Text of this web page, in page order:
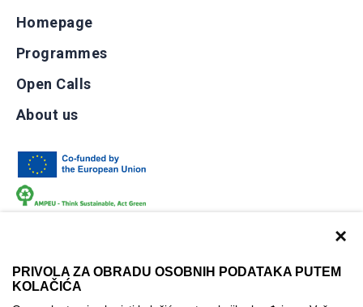
×
PRIVOLA ZA OBRADU OSOBNIH PODATAKA PUTEM
KOLAČIĆA
Homepage
Programmes
Open Calls
About us